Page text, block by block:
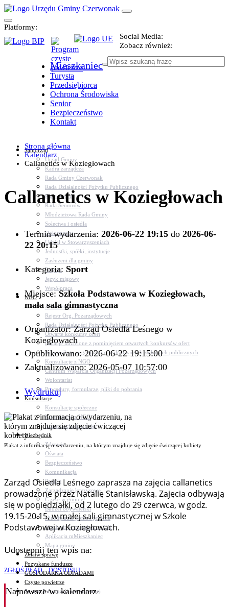
Platformy:
Social Media:
Zobacz również:
Mieszkaniec
Turysta
Przedsiębiorca
Ochrona Środowiska
Senior
Bezpieczeństwo
Kontakt
Samorząd
Urząd Gminy
Kadra zarządcza
Rada Gminy Czerwonak
Rada Działalności Pożytku Publicznego
Rada Sportu
Rada Seniorów
Młodzieżowa Rada Gminy
Sołectwa i osiedla
Dokumenty
Udział w Stowarzyszeniach
Jednostki, spółki, instytucje
Zasłużeni dla gminy
Petycje
Język migowy
Współpraca
NGO
Aktualności NGO
Rejestr Org. Pozarządowych
Rada Działalności Pożytku Publicznego
Otwarte konkursy ofert
Dotacje udzielone z pominięciem otwartych konkursów ofert
Komunikaty organizacji o realizowanych zadaniach publicznych
Konsultacje z NGO
Centrum Wsparcia Organizacji Pozarządowych
Wolontariat
Procedury, formularze, pliki do pobrania
Konsultacje
Konsultacje społeczne
Konsultacje z NGO
Konsultacje dot. dróg
Niezbędnik
Zdrowie
Oświata
Bezpieczeństwo
Komunikacja
Parafie
Zarządzanie kryzysowe
C.ześć w gminie!
Budżet obywatelski
Nieodpłatna pomoc prawna
Niezbędnik mieszkańca PDF
Aplikacja mMieszkaniec
Mapa gminy
Załatw sprawę
Pozyskane fundusze
GOSPODARKA ODPADAMI
Czyste powietrze
System Informacji przestrzennej
Strona główna
Kalendarz
Callanetics w Koziegłowach
Callanetics w Koziegłowach
Termin wydarzenia: 2026-06-22 19:15 do 2026-06-
22 20:15
Kategoria: Sport
Miejsce:Szkoła Podstawowa w Koziegłowach,
mała sala gimnastyczna
Organizator: Zarząd Osiedla Leśnego w
Koziegłowach
Opublikowano: 2026-06-22 19:15:00
Zaktualizowano: 2026-05-07 10:57:00
Wydrukuj
Plakat z informacją o wydarzeniu, na którym znajduje się zdjęcie ćwiczącej kobiety
Zarząd Osiedla Leśnego zaprasza na zajęcia callanetics
prowadzone przez Natalię Stanisławską. Zajęcia odbywają
się w poniedziałki, od 2 lutego do 29 czerwca, w godz.
19.15-20.15, w małej sali gimnastycznej w Szkole
Podstawowej w Koziegłowach.
Udostępnij ten wpis na:
ZGŁOŚ BŁĄD DOSTOSUJ
Najnowszew: kalendarz